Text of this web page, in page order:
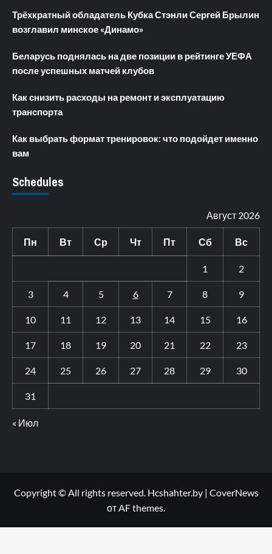
Трёхкратный обладатель Кубка Стэнли Сергей Брылин
возглавил минское «Динамо»
Беларусь поднялась на две позиции в рейтинге УЕФА
после успешных матчей клубов
Как снизить расходы на ремонт и эксплуатацию
транспорта
Как выбрать формат тренировок: что подойдет именно
вам
Schedules
Август 2026
Пн Вт Ср Чт Пт Сб Вс
1 2
3 4 5 6 7 8 9
10 11 12 13 14 15 16
17 18 19 20 21 22 23
24 25 26 27 28 29 30
31
« Июл
Copyright © All rights reserved. Hcshahter.by | CoverNews
от AF themes.